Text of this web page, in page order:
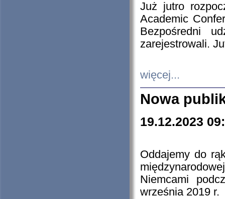
Już jutro
Academic
Bezpośredni
zarejestrowali.
więcej...
Nowa
19.12.2023
Oddajemy do
Niemcami
września 2019 r.